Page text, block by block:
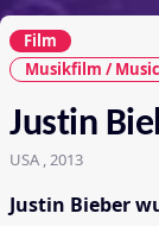
Film
Musikfilm /
Justin
USA , 2013
Justin Bieber